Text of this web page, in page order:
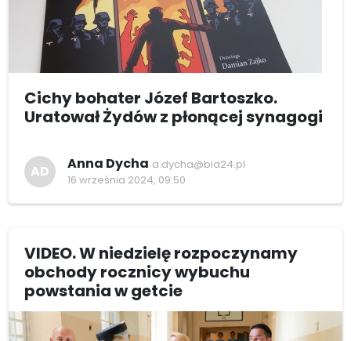
Cichy bohater Józef Bartoszko.
Uratował Żydów z płonącej synagogi
AD Anna Dycha a.dycha@bia24.pl
16 września 2024, 09:50
VIDEO. W niedzielę rozpoczynamy
obchody rocznicy wybuchu
powstania w getcie